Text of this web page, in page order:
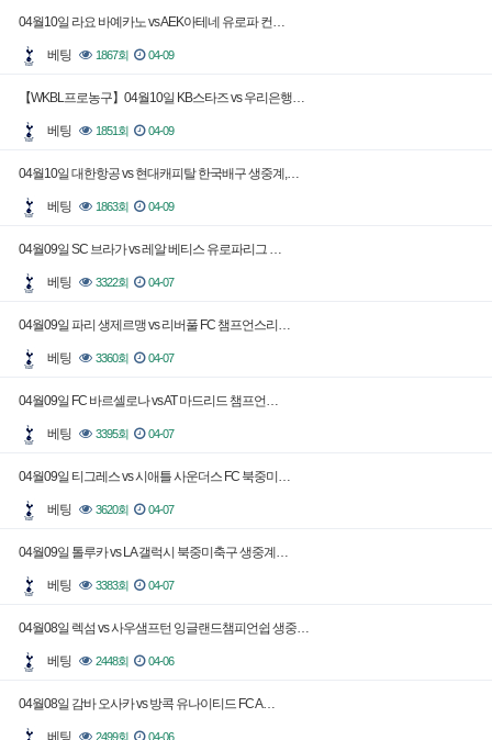
04월10일 라요 바예카노 vs AEK아테네 유로파 컨…
베팅 1867회 04-09
【WKBL프로농구】04월10일 KB스타즈 vs 우리은행…
베팅 1851회 04-09
04월10일 대한항공 vs 현대캐피탈 한국배구 생중계,…
베팅 1863회 04-09
04월09일 SC 브라가 vs 레알 베티스 유로파리그 …
베팅 3322회 04-07
04월09일 파리 생제르맹 vs 리버풀 FC 챔프언스리…
베팅 3360회 04-07
04월09일 FC 바르셀로나 vs AT 마드리드 챔프언…
베팅 3395회 04-07
04월09일 티그레스 vs 시애틀 사운더스 FC 북중미…
베팅 3620회 04-07
04월09일 톨루카 vs LA 갤럭시 북중미축구 생중계…
베팅 3383회 04-07
04월08일 렉섬 vs 사우샘프턴 잉글랜드챔피언쉽 생중…
베팅 2448회 04-06
04월08일 감바 오사카 vs 방콕 유나이티드 FC A…
2499회 04-06